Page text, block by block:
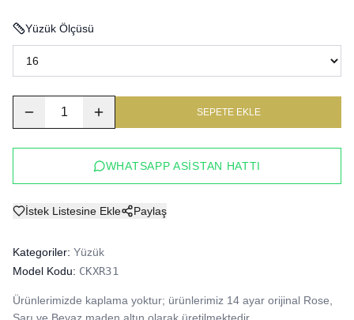
Yüzük Ölçüsü
1 SEPETE EKLE
WHATSAPP ASISTAN HATTI
İstek Listesine Ekle Paylaş
Kategoriler: Yüzük
Model Kodu: CKXR31
Ürünlerimizde kaplama yoktur; ürünlerimiz 14 ayar orijinal Rose,
Sarı ve Beyaz maden altın olarak üretilmektedir.